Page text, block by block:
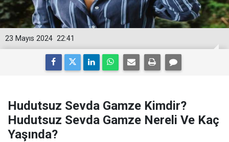
22:41
23 Mayıs 2024
Hudutsuz Sevda Gamze Kimdir?
Hudutsuz Sevda Gamze Nereli Ve Kaç
Yaşında?